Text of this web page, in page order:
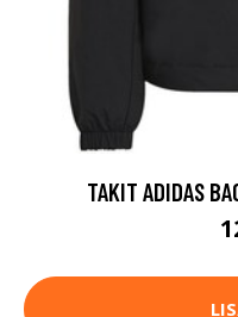
TAKIT ADIDAS